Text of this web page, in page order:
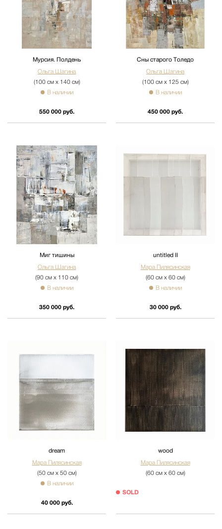
Мурсия. Полдень
Ольга Шагина
(100 см х 140 см)
В наличии
550 000 руб.
Сны старого Толедо
Ольга Шагина
(100 см х 125 см)
В наличии
450 000 руб.
Миг тишины
Ольга Шагина
(90 см х 110 см)
В наличии
350 000 руб.
untitled II
Мара Пилясинская
(60 см х 60 см)
В наличии
30 000 руб.
dream
Мара Пилясинская
(50 см х 50 см)
В наличии
40 000 руб.
wood
Мара Пилясинская
(60 см х 60 см)
SOLD